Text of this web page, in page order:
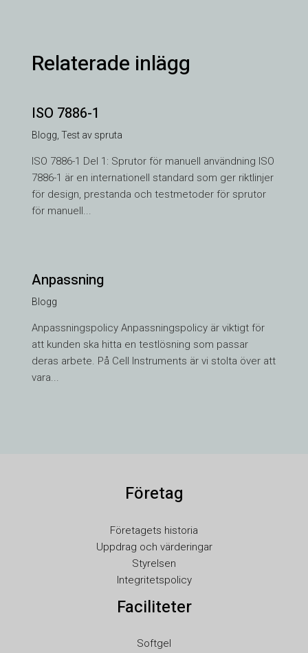
Relaterade inlägg
ISO 7886-1
Blogg Test av spruta
ISO 7886-1 Del 1: Sprutor för manuell användning ISO
7886-1 är en internationell standard som ger riktlinjer
för design, prestanda och testmetoder för sprutor
för manuell...
Anpassning
Blogg
Anpassningspolicy Anpassningspolicy är viktigt för
att kunden ska hitta en testlösning som passar
deras arbete. På Cell Instruments är vi stolta över att
vara...
Företag
Företagets historia
Uppdrag och värderingar
Styrelsen
Integritetspolicy
Faciliteter
Softgel
TH